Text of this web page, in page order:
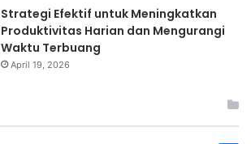
Strategi Efektif untuk Meningkatkan
Produktivitas Harian dan Mengurangi
Waktu Terbuang
April 19, 2026